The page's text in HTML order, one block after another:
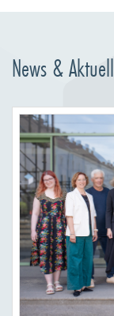
News &